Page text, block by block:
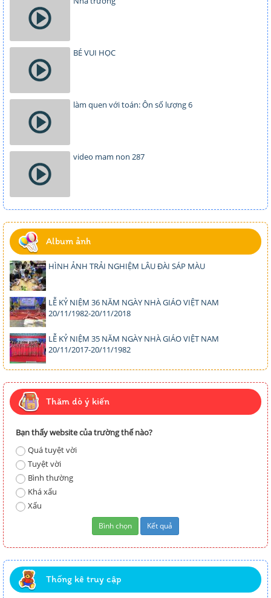
BÉ VUI HỌC
làm quen với toán: Ôn số lượng 6
video mam non 287
Album ảnh
HÌNH ẢNH TRẢI NGHIỆM LÂU ĐÀI SÁP MÀU
LỄ KỶ NIỆM 36 NĂM NGÀY NHÀ GIÁO VIỆT NAM
20/11/1982-20/11/2018
LỄ KỶ NIỆM 35 NĂM NGÀY NHÀ GIÁO VIỆT NAM
20/11/2017-20/11/1982
Thăm dò ý kiến
Bạn thấy website của trường thế nào?
Quá tuyệt vời
Tuyệt vời
Bình thường
Khá xấu
Xấu
Thống kê truy cập